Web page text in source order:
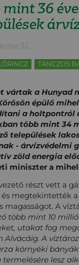
mint 36
31.
TÁNCZOS
vártak a Hunyad
épülő
a holtpontról
több mint 34
települések
- árvízvédelmi
zöld energia
miniszter a
részt vett a
megtekintették a
magasságot. A
több mint 10
utakat fog
Alvácáig. A
környéki
termelésére lesz